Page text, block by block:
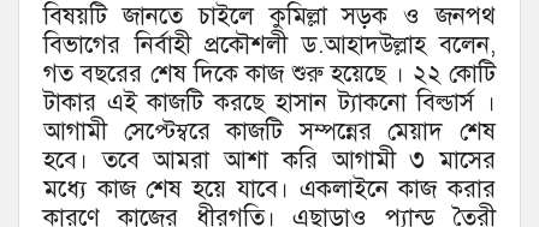
বিষয়টি জানতে চাইলে কুমিল্লা সড়ক ও জনপথ
বিভাগের নির্বাহী প্রকৌশলী ড.আহাদউল্লাহ বলেন,
গত বছরের শেষ দিকে কাজ শুরু হয়েছে । ২২ কোটি
টাকার এই কাজটি করছে হাসান ট্যাকনো বিল্ডার্স ।
আগামী সেপ্টেম্বরে কাজটি সম্পন্নের মেয়াদ শেষ
হবে। তবে আমরা আশা করি আগামী ৩ মাসের
মধ্যে কাজ শেষ হয়ে যাবে। একলাইনে কাজ করার
কারণে কাজের ধীরগতি। এছাড়াও প্যান্ড তৈরী